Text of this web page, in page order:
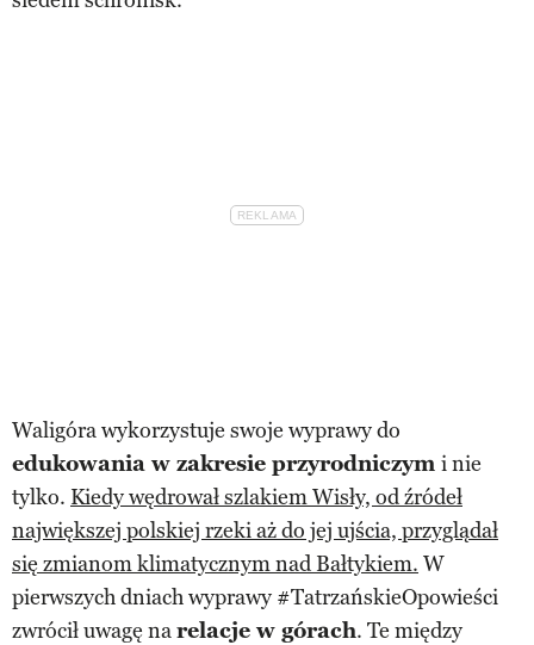
Waligóra wykorzystuje swoje wyprawy do
edukowania w zakresie przyrodniczym i nie
tylko. Kiedy wędrował szlakiem Wisły, od źródeł
największej polskiej rzeki aż do jej ujścia, przyglądał
się zmianom klimatycznym nad Bałtykiem. W
pierwszych dniach wyprawy #TatrzańskieOpowieści
zwrócił uwagę narelacje w górach. Te między